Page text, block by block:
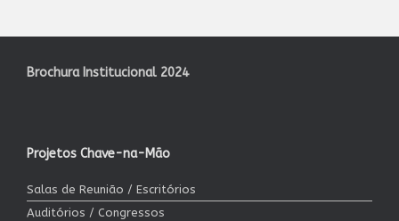
Brochura Institucional 2024
Projetos Chave-na-Mão
Salas de Reunião / Escritórios
Auditórios / Congressos